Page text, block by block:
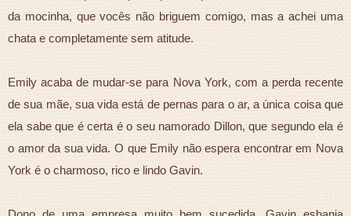
da mocinha, que vocês não briguem comigo, mas a achei uma
chata e completamente sem atitude.
Emily acaba de mudar-se para Nova York, com a perda recente
de sua mãe, sua vida está de pernas para o ar, a única coisa que
ela sabe que é certa é o seu namorado Dillon, que segundo ela é
o amor da sua vida. O que Emily não espera encontrar em Nova
York é o charmoso, rico e lindo Gavin.